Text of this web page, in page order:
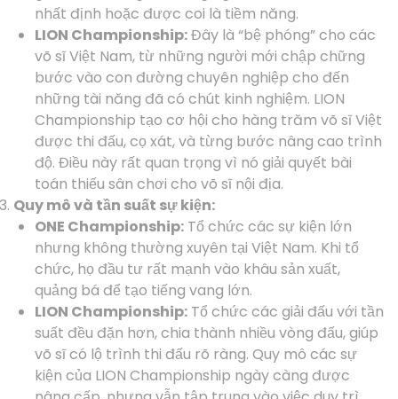
nhất định hoặc được coi là tiềm năng.
LION Championship:Đây là “bệ phóng” cho các
võ sĩ Việt Nam, từ những người mới chập chững
bước vào con đường chuyên nghiệp cho đến
những tài năng đã có chút kinh nghiệm. LION
Championship tạo cơ hội cho hàng trăm võ sĩ Việt
được thi đấu, cọ xát, và từng bước nâng cao trình
độ. Điều này rất quan trọng vì nó giải quyết bài
toán thiếu sân chơi cho võ sĩ nội địa.
Quy mô và tần suất sự kiện:
ONE Championship: Tổ chức các sự kiện lớn
nhưng không thường xuyên tại Việt Nam. Khi tổ
chức, họ đầu tư rất mạnh vào khâu sản xuất,
quảng bá để tạo tiếng vang lớn.
LION Championship: Tổ chức các giải đấu với tần
suất đều đặn hơn, chia thành nhiều vòng đấu, giúp
võ sĩ có lộ trình thi đấu rõ ràng. Quy mô các sự
kiện của LION Championship ngày càng được